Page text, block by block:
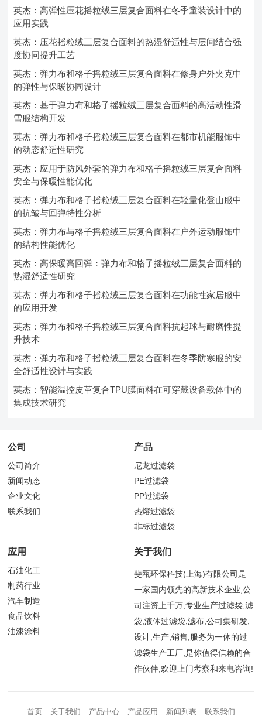
英杰：高弹性压花摇粒绒三层复合面料在冬季童装设计中的
应用实践
英杰：压花摇粒绒三层复合面料的热湿舒适性与层间结合强
度协同提升工艺
英杰：弹力布和格子摇粒绒三层复合面料在修身户外夹克中
的弹性与保暖协同设计
英杰：基于弹力布和格子摇粒绒三层复合面料的高活动性滑
雪服结构开发
英杰：弹力布和格子摇粒绒三层复合面料在都市机能服饰中
的动态舒适性研究
英杰：应用于防风外套的弹力布和格子摇粒绒三层复合面料
安全与保暖性能优化
英杰：弹力布和格子摇粒绒三层复合面料在轻量化登山服中
的抗皱与回弹特性分析
英杰：弹力布与格子摇粒绒三层复合面料在户外运动服饰中
的结构性能优化
英杰：高保暖高回弹：弹力布和格子摇粒绒三层复合面料的
热湿舒适性研究
英杰：弹力布和格子摇粒绒三层复合面料在功能性家居服中
的应用开发
英杰：弹力布和格子摇粒绒三层复合面料抗起球与耐磨性提
升技术
英杰：弹力布和格子摇粒绒三层复合面料在冬季防寒服的安
全舒适性设计与实践
英杰：智能温控皮革复合TPU膜面料在可穿戴设备载体中的
集成技术研究
公司
公司简介
新闻动态
企业文化
联系我们
产品
尼龙过滤袋
PE过滤袋
PP过滤袋
热熔过滤袋
非标过滤袋
应用
石油化工
制药行业
汽车制造
食品饮料
油漆涂料
关于我们
斐瓯环保科技(上海)有限公司是
一家国内领先的高新技术企业,公
司注资上千万,专业生产过滤袋,滤
袋,液体过滤袋,滤布,公司集研发,
设计,生产,销售,服务为一体的过
滤袋生产工厂,是你值得信赖的合
作伙伴,欢迎上门考察和来电咨询!
首页 关于我们 产品中心 产品应用 新闻列表 联系我们